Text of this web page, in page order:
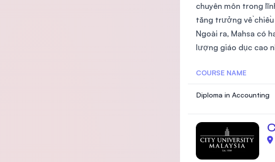
chuyên môn trong
tăng trưởng về chiều
Ngoài ra, Mahsa có
lượng giáo dục cao
COURSE NAME
Diploma in Accounting